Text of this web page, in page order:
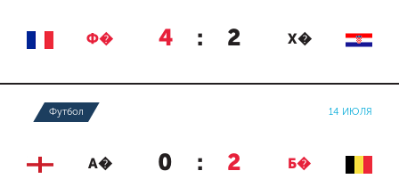
Ф� 4 : 2 Х�
Футбол 14 ИЮЛЯ
А� 0 : 2 Б�